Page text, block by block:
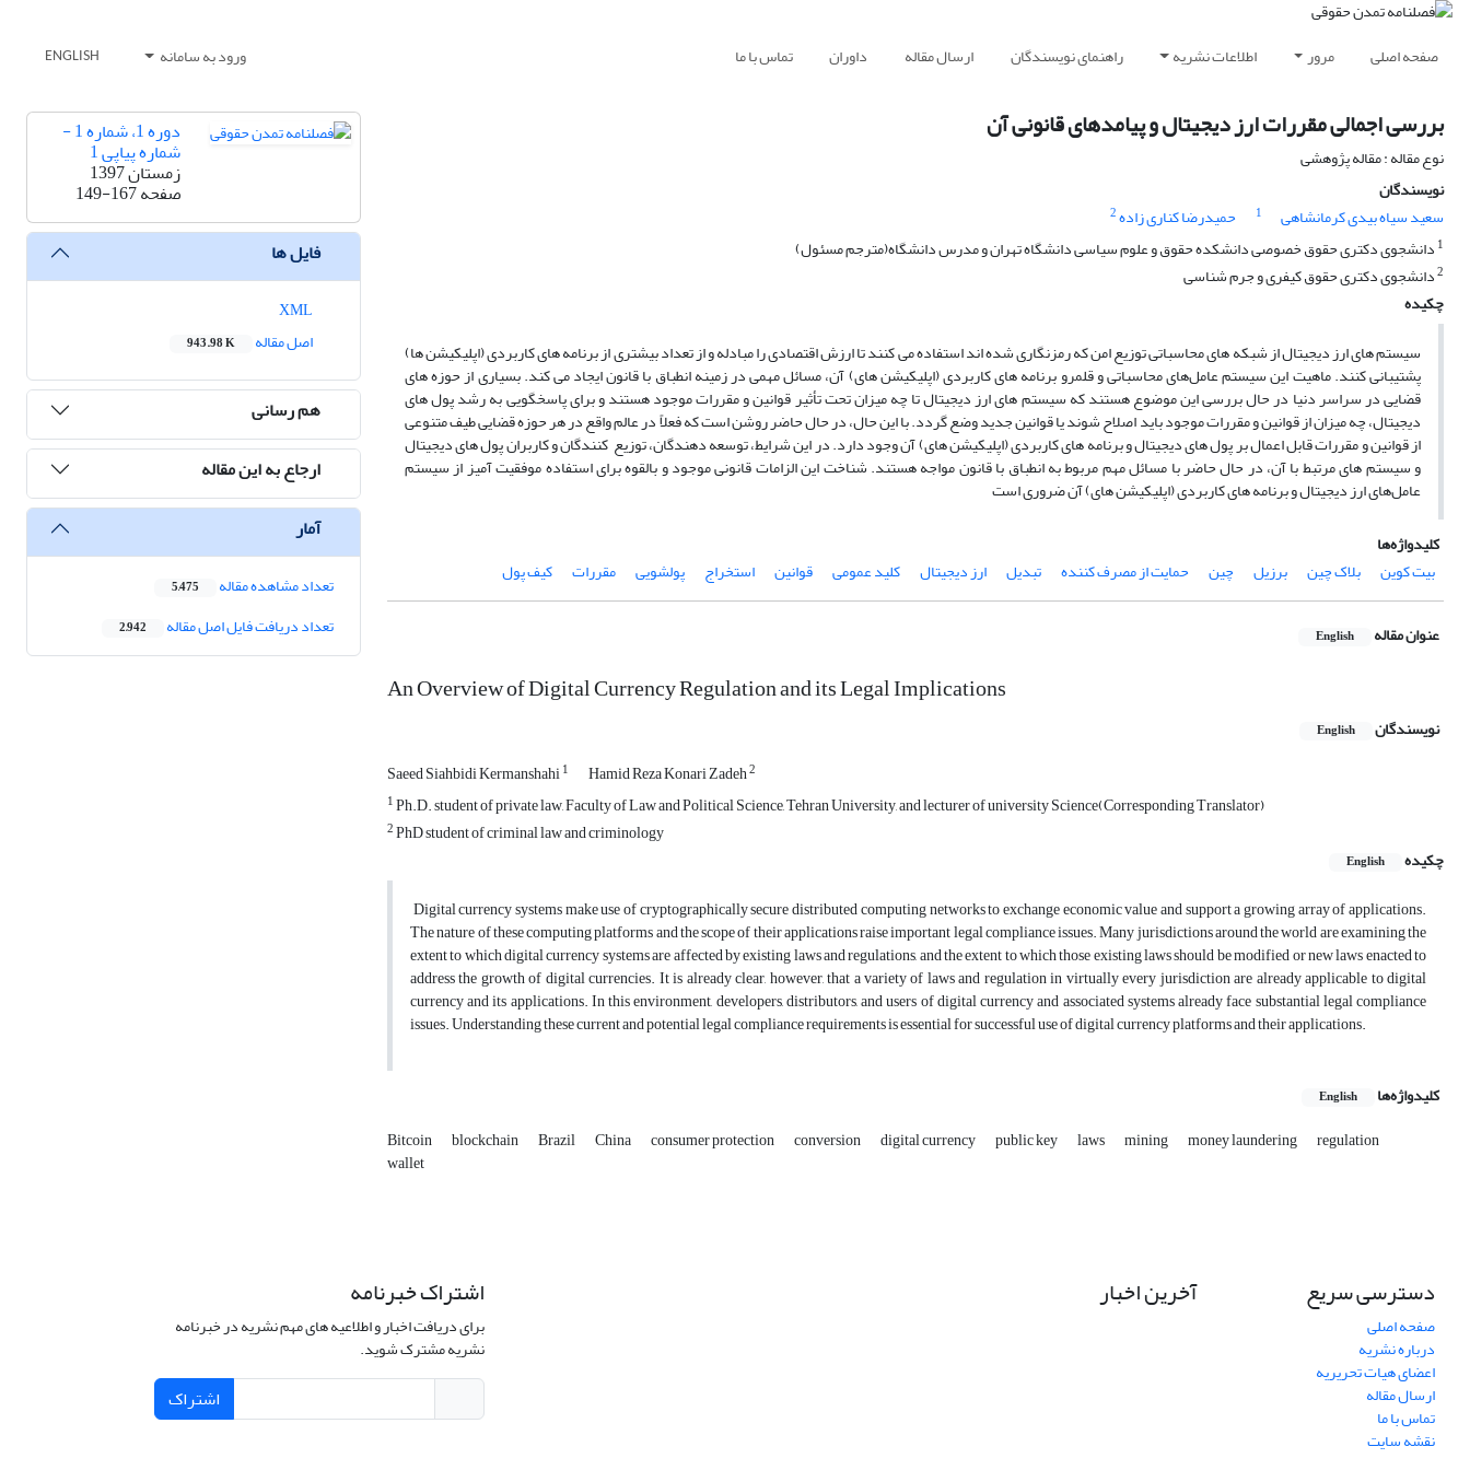
صفحه اصلی مرور اطلاعات نشریه راهنمای نویسندگان ارسال مقاله داوران تماس با ما ورود به سامانه ENGLISH
بررسی اجمالی مقررات ارز دیجیتال و پیامدهای قانونی آن
نوع مقاله : مقاله پژوهشی
نویسندگان
سعید سیاه بیدی کرمانشاهی
1 حمیدرضا کناری زاده2
1 دانشجوی دکتری حقوق خصوصی دانشکده حقوق و علوم سیاسی دانشگاه تهران و مدرس دانشگاه(مترجم مسئول)
2دانشجوی دکتری حقوق کیفری و جرم شناسی
چکیده
سیستم­ های ارز دیجیتال از شبکه ­های محاسباتی توزیع امن که رمزنگاری شده ­اند استفاده می ­کنند تا ارزش اقتصادی را مبادله و از تعداد بیشتری از برنامه ­های کاربردی (اپلیکیشن ­ها)
پشتیبانی کنند. ماهیت این سیستم‌ عامل‌های محاسباتی و قلمرو برنامه­ های کاربردی (اپلیکیشن ­های) آن، مسائل مهمی در زمینه انطباق با قانون ایجاد می­ کند. بسیاری از حوزه ­های
قضایی در سراسر دنیا در حال بررسی این موضوع هستند که سیستم ­های ارز دیجیتال تا چه میزان تحت تأثیر قوانین و مقررات موجود هستند و برای پاسخگویی به رشد پول ­های
دیجیتال، چه میزان از قوانین و مقررات موجود باید اصلاح شوند یا قوانین جدید وضع گردد. با این حال، در حال حاضر روشن است که فعلاً در عالم واقع در هر حوزه قضایی طیف متنوعی
از قوانین و مقررات قابل اعمال بر پول­ های دیجیتال و برنامه ­های کاربردی (اپلیکیشن ­های) آن وجود دارد. در این شرایط، توسعه ­دهندگان، توزیع کنندگان و کاربران پول­ های دیجیتال
و سیستم‎ های مرتبط با آن، در حال حاضر با مسائل مهم مربوط به انطباق با قانون مواجه هستند. شناخت این الزامات قانونی موجود و بالقوه برای استفاده موفقیت‎ آمیز از سیستم‌
عامل‌های ارز دیجیتال و برنامه­ های کاربردی (اپلیکیشن­ های) آن ضروری است
کلیدواژه‌ها
بیت کوین
بلاک چین برزیل چین حمایت از مصرف کننده تبدیل ارز دیجیتال کلید عمومی قوانین استخراج پولشویی مقررات کیف پول
عنوان مقاله English
An Overview of Digital Currency Regulation and its Legal Implications
نویسندگان English
Saeed Siahbidi Kermanshahi1 Hamid Reza Konari Zadeh2
1Ph.D. student of private law, Faculty of Law and Political Science, Tehran University, and lecturer of university Science(Corresponding Translator)
2PhD student of criminal law and criminology
چکیده
English
Digital currency systems make use of cryptographically secure distributed computing networks to exchange economic value and support a growing array of applications.
The nature of these computing platforms and the scope of their applications raise important legal compliance issues. Many jurisdictions around the world are examining the
extent to which digital currency systems are affected by existing laws and regulations, and the extent to which those existing laws should be modified or new laws enacted to
address the growth of digital currencies. It is already clear, however, that a variety of laws and regulation in virtually every jurisdiction are already applicable to digital
currency and its applications. In this environment, developers, distributors, and users of digital currency and associated systems already face substantial legal compliance
issues. Understanding these current and potential legal compliance requirements is essential for successful use of digital currency platforms and their applications.
کلیدواژه‌ها English
Bitcoin blockchain Brazil China consumer protection conversion digital currency public key laws mining money laundering regulation
wallet
دوره 1، شماره 1 -
شماره پیاپی 1
زمستان 1397
صفحه149-167
فایل ها
اصل مقاله
943.98 K
هم رسانی
ارجاع به این مقاله
آمار
تعداد مشاهده مقاله 5,475
تعداد دریافت فایل اصل مقاله 2,942
دسترسی سریع
صفحه اصلی
درباره نشریه
اعضای هیات تحریریه
ارسال مقاله
تماس با ما
نقشه سایت
آخرین اخبار اشتراک خبرنامه
برای دریافت اخبار و اطلاعیه های مهم نشریه در خبرنامه
نشریه مشترک شوید.
اشتراک